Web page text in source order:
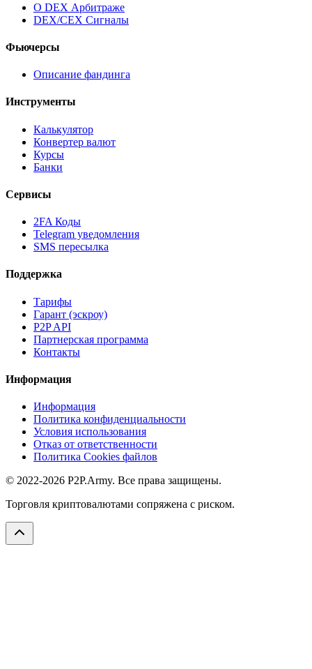
О DEX Арбитраже
DEX/CEX Сигналы
Фьючерсы
Описание фандинга
Инструменты
Калькулятор
Конвертер валют
Курсы
Банки
Сервисы
2FA Коды
Telegram уведомления
SMS пересылка
Поддержка
Тарифы
Гарант (эскроу)
P2P API
Партнерская программа
Контакты
Информация
Информация
Политика конфиденциальности
Условия использования
Отказ от ответственности
Политика Cookies файлов
© 2022-2026 P2P.Army. Все права защищены.
Торговля криптовалютами сопряжена с риском.